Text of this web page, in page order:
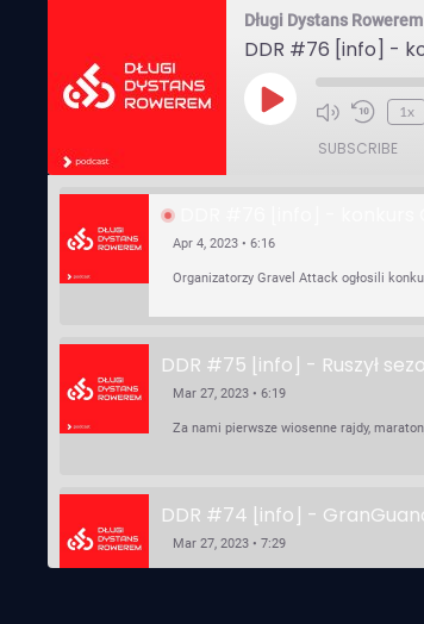
Długi Dystans Rowerem
Play
1x
SUBSCRIBE
Apr 4, 2023 • 6:16
Mar 27, 2023 • 6:19
Mar 27, 2023 • 7:29